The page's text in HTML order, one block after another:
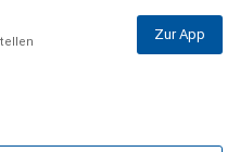
Zur App